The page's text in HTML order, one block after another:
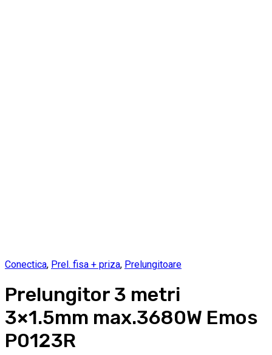
Conectica, Prel. fisa + priza, Prelungitoare
Prelungitor 3 metri
3×1.5mm max.3680W Emos
P0123R